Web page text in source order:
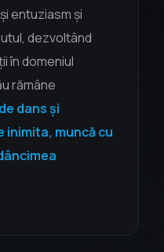
entuziasm și
dezvoltând
în domeniul
rămâne
dans și
inimita, muncă cu